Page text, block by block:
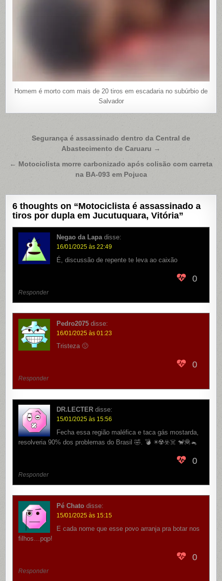
Homem é morto com mais de 20 tiros em escadaria no subúrbio de
Salvador
Navegação
Post
Segurança é assassinado dentro da Central de
Abastecimento de Caruaru →
← Motociclista morre carbonizado após colisão com carreta
na BA-093 em Pojuca
6 thoughts on “Motociclista é assassinado a
tiros por dupla em Jucutuquara, Vitória”
Negao da Lapa disse:
16/01/2025 às 22:49
É, discussão de repente te leva ao caixão
0
Responder
Pedro2075 disse:
16/01/2025 às 01:23
Tristeza 🙁
0
Responder
DR.LECTER disse:
15/01/2025 às 15:56
Fecha essa região maléfica e taca gás mostarda,
resolveria 90% dos problemas do Brasil 🤣. 💣 ✴️☢️☣️☠️ 🐒🦧🐁
0
Responder
Pé Chato disse:
15/01/2025 às 15:15
E cada nome que esse povo arranja pra botar nos
filhos…pqp!
0
Responder